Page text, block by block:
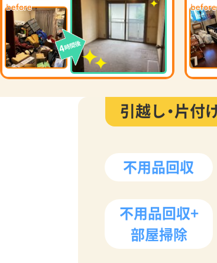
4時間後
引越し・片付
不用品回収
不用品回収+
部屋掃除